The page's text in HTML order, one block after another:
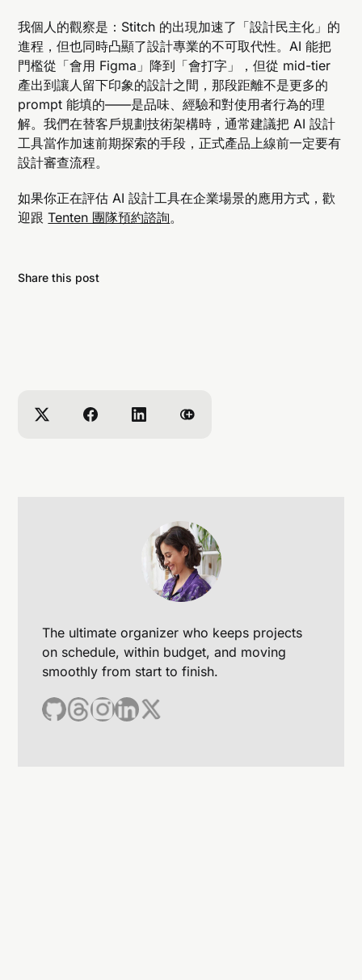
我個人的觀察是：Stitch 的出現加速了「設計民主化」的
進程，但也同時凸顯了設計專業的不可取代性。AI 能把
門檻從「會用 Figma」降到「會打字」，但從 mid-tier
產出到讓人留下印象的設計之間，那段距離不是更多的
prompt 能填的——是品味、經驗和對使用者行為的理
解。我們在替客戶規劃技術架構時，通常建議把 AI 設計
工具當作加速前期探索的手段，正式產品上線前一定要有
設計審查流程。
如果你正在評估 AI 設計工具在企業場景的應用方式，歡
迎跟Tenten 團隊預約諮詢。
Share this post
The ultimate organizer who keeps projects
on schedule, within budget, and moving
smoothly from start to finish.